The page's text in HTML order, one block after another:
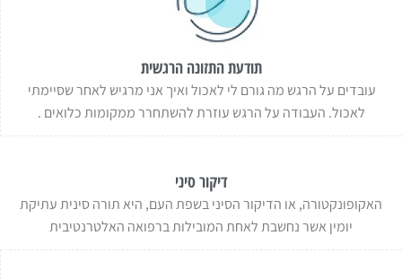
תודעת התזונה הרגשית
עובדים על הרגש מה גורם לי לאכול ואיך אני מרגיש לאחר שסיימתי
לאכול. העבודה על הרגש עוזרת להשתחרר ממקומות כלואים .
דיקור סיני
האקופונקטורה, או הדיקור הסיני בשפת העם, היא תורה סינית עתיקת
יומין אשר נחשבת לאחת המובילות ברפואה האלטרנטיבית